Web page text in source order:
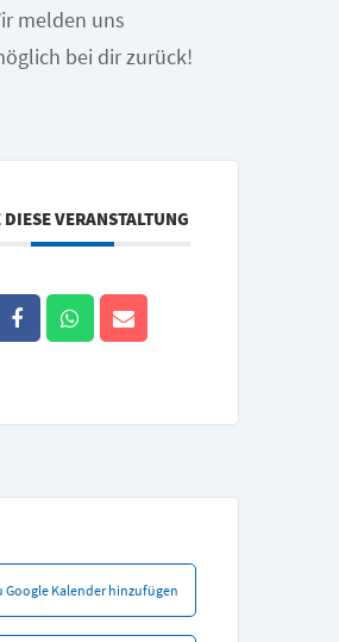
melden uns
bei dir zurück!
VERANSTALTUNG
Google Kalender hinzufügen